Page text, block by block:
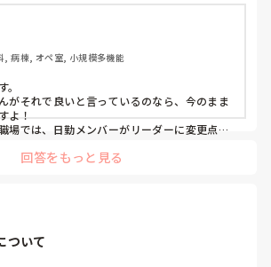
んから送ってもらっている形です。
から夜勤者へ申し送りしてもらうのは意
ました。
リセプターに日中の様子を紙に書いて送
け持ちの人数も増えたら大変になる。い
るし、状態変化あったらその都度報告す
で大丈夫だよと言われました。
, 病棟, オペ室, 小規模多機能
がそれで良いと言っているのなら、今のまま
よ！
場では、日勤メンバーがリーダーに変更点や
ってますし今のところ何も問題は起きてませ
が、今の対応で問題がありそう、不安があ
セプターの方と相談してみてください。
回答をもっと見る
ついて